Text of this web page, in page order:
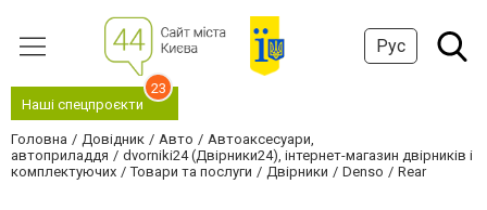
Рус
Наші спецпроєкти
23
Головна Довідник Авто
Автоаксесуари,
автоприладдя
dvorniki24 (Двірники24), інтернет-магазин двірників і
комплектуючих
Товари та послуги Двірники Denso Rear